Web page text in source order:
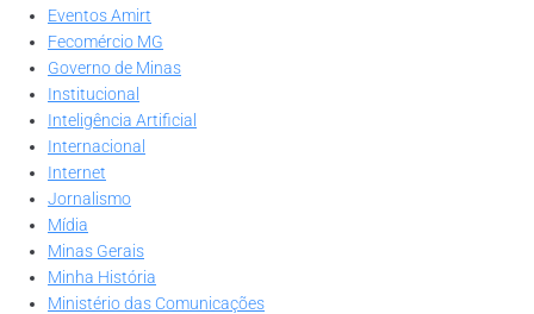
Eventos Amirt
Fecomércio MG
Governo de Minas
Institucional
Inteligência Artificial
Internacional
Internet
Jornalismo
Mídia
Minas Gerais
Minha História
Ministério das Comunicações